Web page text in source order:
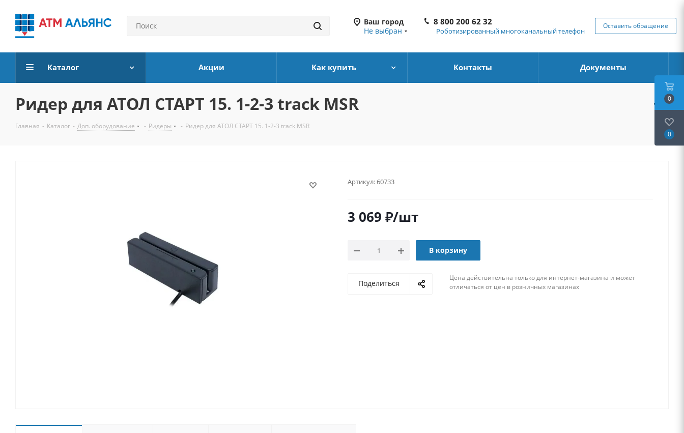
Ваш город
Не выбран
8 800 200 62 32
Роботизированный многоканальный телефон
Оставить обращение
Каталог Акции Как купить Контакты Документы
Ридер для АТОЛ СТАРТ 15. 1-2-3 track MSR
Главная - Каталог - Доп. оборудование - Ридеры - Ридер для АТОЛ СТАРТ 15. 1-2-3 track MSR
Артикул:60733
3 069 ₽/шт
В корзину
Поделиться
Цена действительна только для интернет-магазина и может
отличаться от цен в розничных магазинах
0
0